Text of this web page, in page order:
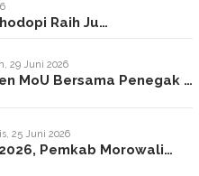
Raih Ju…
29 Juni 2026
MoU Bersama Penegak …
25 Juni 2026
Pemkab Morowali…